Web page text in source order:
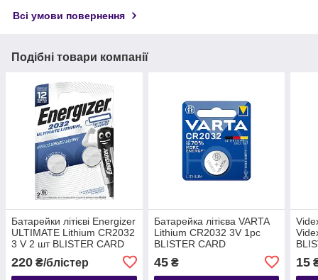
Всі умови повернення
Подібні товари компанії
Батарейки літієві Energizer
ULTIMATE Lithium CR2032
3 V 2 шт BLISTER CARD
220 ₴/блістер
Батарейка літієва VARTA
Lithium CR2032 3V 1pc
BLISTER CARD
45₴ 15